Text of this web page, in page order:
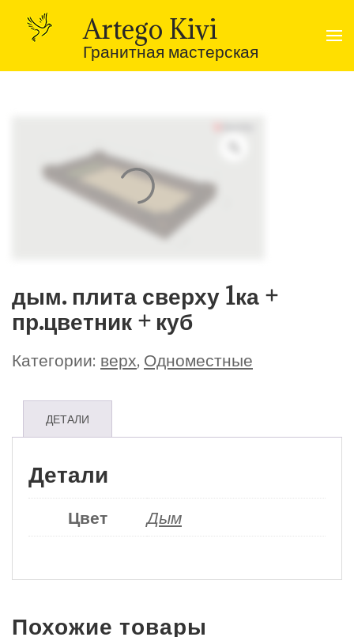
содержимому
(нажмите
Artego Kivi
Гранитная мастерская
дым. плита сверху 1ка +
пр.цветник + куб
Категории: верх, Одноместные
ДЕТАЛИ
Детали
Цвет Дым
Похожие товары